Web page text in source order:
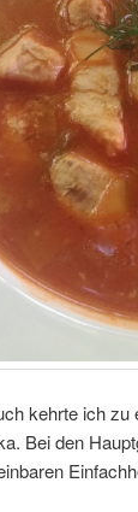
kehrte ich
Bei den